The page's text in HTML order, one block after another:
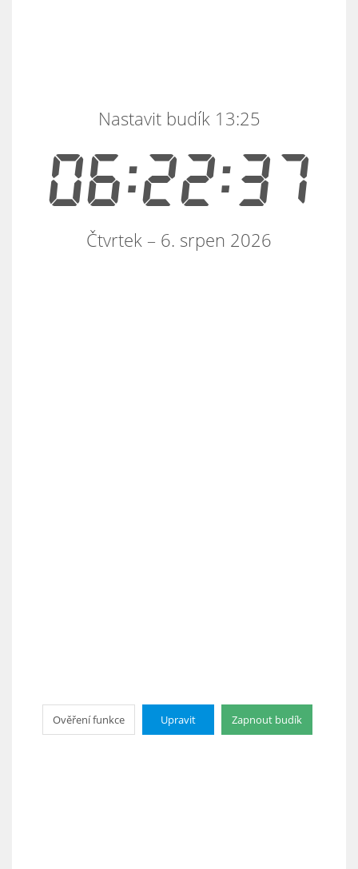
06:22:37
Nastavit budík 13:25
Čtvrtek – 6. srpen 2026
Ověření funkce Upravit Zapnout budík